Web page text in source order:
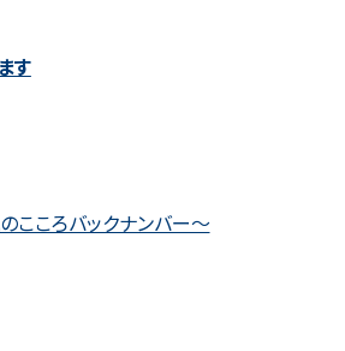
す
こころバックナンバー～